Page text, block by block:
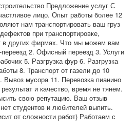
Предложение услуг С
лицо. Опыт работы более 12
нам транспортировать ваш груз
при транспортировке,
в других фирмах. Что мы можем вам
переезд 2. Офисный переезд 3. Услуги
5. Разгрузка фур 6. Разгрузка
8. Транспорт от газели до 10
Вывоз мусора 11. Перевозка пианино
и качество, время не тянем.
свою репутацию. Ваш отзыв
студентов и любителей выпить.
от сложности работ) Работаем с